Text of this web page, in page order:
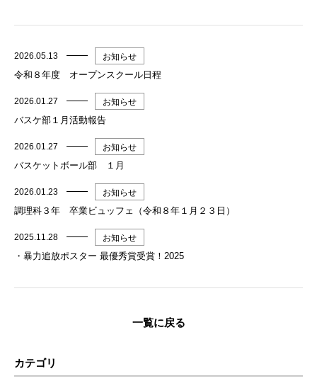
2026.05.13 お知らせ
令和８年度 オープンスクール日程
2026.01.27 お知らせ
バスケ部１月活動報告
2026.01.27 お知らせ
バスケットボール部 １月
2026.01.23 お知らせ
調理科３年 卒業ビュッフェ（令和８年１月２３日）
2025.11.28 お知らせ
・暴力追放ポスター 最優秀賞受賞！2025
一覧に戻る
カテゴリ